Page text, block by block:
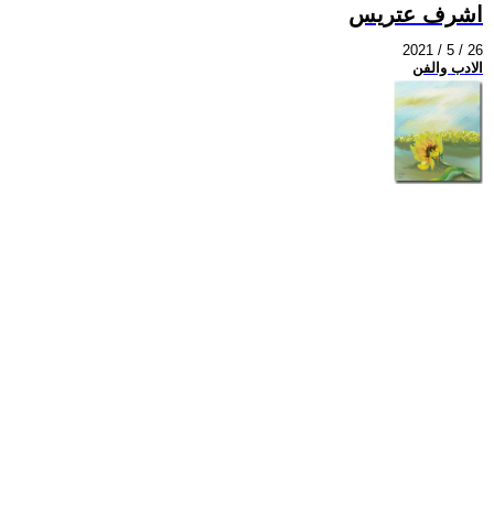
اشرف عتريس
2021 / 5 / 26
الادب والفن